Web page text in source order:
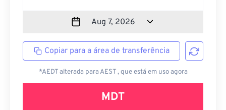
Copiar para a área de transferência
*AEDT alterada para AEST , que está em uso agora
MDT